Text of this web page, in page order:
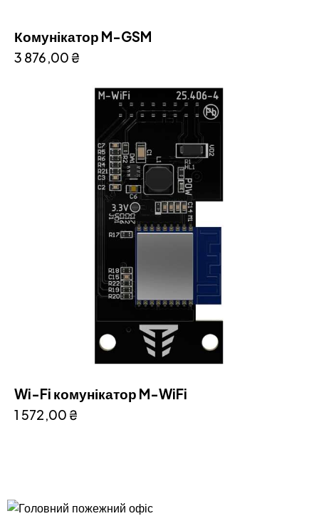
Комунікатор M-GSM
3 876,00₴
Wi-Fi комунікатор M-WiFi
1 572,00₴